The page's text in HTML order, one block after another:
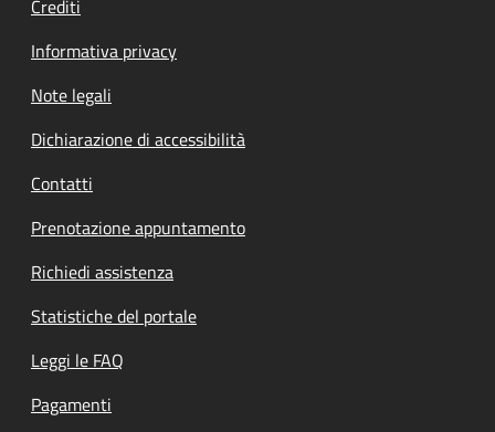
Crediti
Informativa privacy
Note legali
Dichiarazione di accessibilità
Contatti
Prenotazione appuntamento
Richiedi assistenza
Statistiche del portale
Leggi le FAQ
Pagamenti